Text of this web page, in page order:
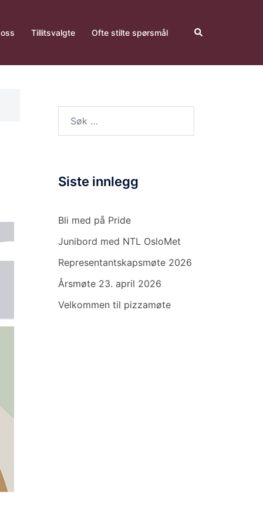
Tillitsvalgte Ofte stilte spørsmål Search
Siste innlegg
Bli med på Pride
Junibord med NTL OsloMet
Representantskapsmøte 2026
Årsmøte 23. april 2026
Velkommen til pizzamøte